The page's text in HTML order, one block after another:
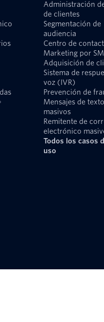
Administración
de clientes
Segmentación de
audiencia
Centro de
Marketing por
Adquisición de
Sistema de
voz (IVR)
Prevención de
Mensajes de texto
masivos
Remitente de
electrónico
Todos los casos
uso